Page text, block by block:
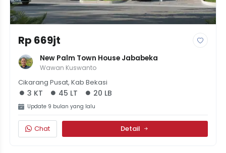
Rp 669jt
New Palm Town House Jababeka
Wawan Kuswanto
Cikarang Pusat, Kab Bekasi
3 KT 45 LT 20 LB
Update 9 bulan yang lalu
Chat Detail